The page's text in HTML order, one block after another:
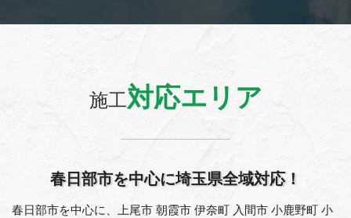
施工対応エリア
春日部市を中心に埼玉県全域対応！
春日部市を中心に、上尾市 朝霞市 伊奈町 入間市 小鹿野町 小